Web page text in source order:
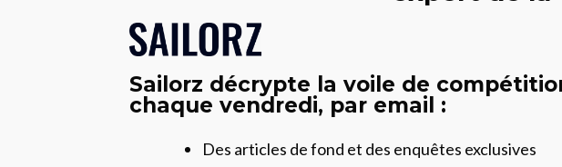
Sailorz décrypte la voile de
chaque vendredi, par email :
Des articles de fond et des enquêtes exclusives